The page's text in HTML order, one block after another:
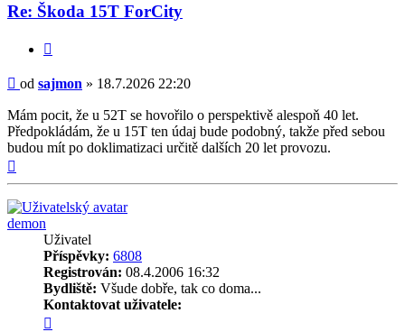
Re: Škoda 15T ForCity
Příspěvek
od sajmon » 18.7.2026 22:20
Mám pocit, že u 52T se hovořilo o perspektivě alespoň 40 let.
Předpokládám, že u 15T ten údaj bude podobný, takže před sebou
budou mít po doklimatizaci určitě dalších 20 let provozu.
demon
Uživatel
Příspěvky: 6808
Registrován: 08.4.2006 16:32
Bydliště: Všude dobře, tak co doma...
Kontaktovat uživatele: